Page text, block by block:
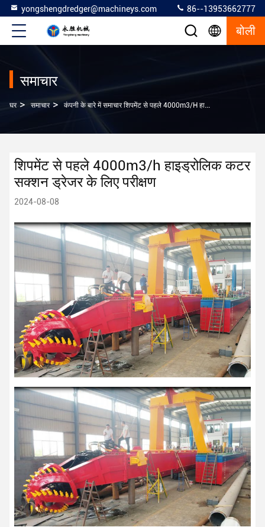
yongshengdredger@machineys.com 86--13953662777
बोली
समाचार
घर > समाचार > कंपनी के बारे में समाचार शिपमेंट से पहले 4000m3/h हाइड्रोलिक कटर सक्शन ड्रेजर के लिए परीक्षण
शिपमेंट से पहले 4000m3/h हाइड्रोलिक कटर
सक्शन ड्रेजर के लिए परीक्षण
2024-08-08